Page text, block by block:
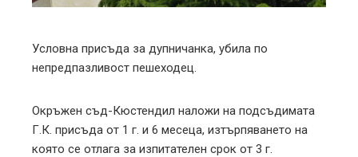
Условна присъда за дупничанка, убила по
непредпазливост пешеходец.
Окръжен съд-Кюстендил наложи на подсъдимата
Г.К. присъда от 1 г. и 6 месеца, изтърпяването на
която се отлага за изпитателен срок от 3 г.